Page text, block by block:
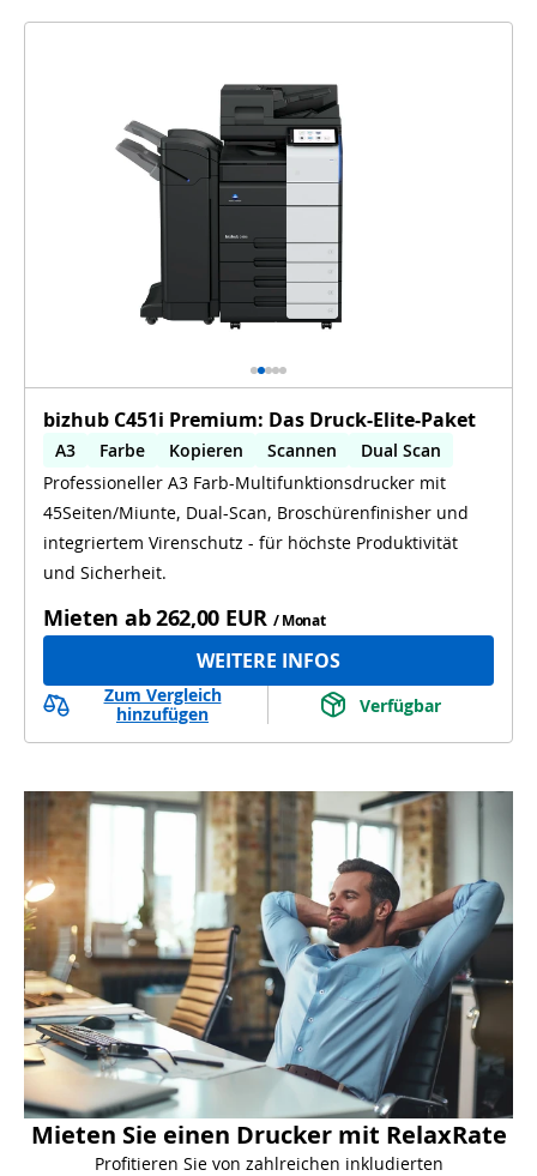
bizhub C451i Premium: Das Druck-Elite-Paket
A3 Farbe Kopieren Scannen
Dual Scan
Lochen
Heften Booklet Finishing OCR
Professioneller A3 Farb-Multifunktionsdrucker mit
45Seiten/Miunte, Dual-Scan, Broschürenfinisher und
integriertem Virenschutz - für höchste Produktivität
und Sicherheit.
Mieten ab262,00 EUR / Monat
WEITERE INFOS
Zum Vergleich
hinzufügen
Verfügbar
Mieten Sie einen Drucker mit RelaxRate
Profitieren Sie von zahlreichen inkludierten